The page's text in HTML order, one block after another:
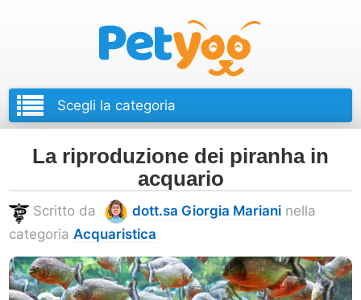
La riproduzione dei piranha in
acquario
Scritto da dott.sa Giorgia Mariani nella
categoria Acquaristica